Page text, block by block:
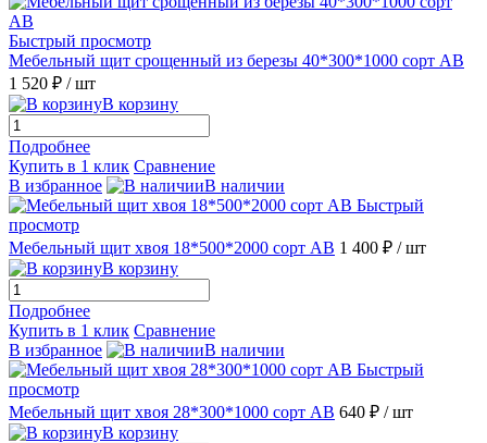
Быстрый просмотр
Мебельный щит срощенный из березы 40*300*1000 сорт АВ
1 520 ₽ / шт
В корзину
Подробнее
Купить в 1 клик Сравнение
В избранное
В наличии
Быстрый
просмотр
Мебельный щит хвоя 18*500*2000 сорт АВ 1 400 ₽ / шт
В корзину
Подробнее
Купить в 1 клик Сравнение
В избранное
В наличии
Быстрый
просмотр
Мебельный щит хвоя 28*300*1000 сорт АВ 640 ₽ / шт
В корзину